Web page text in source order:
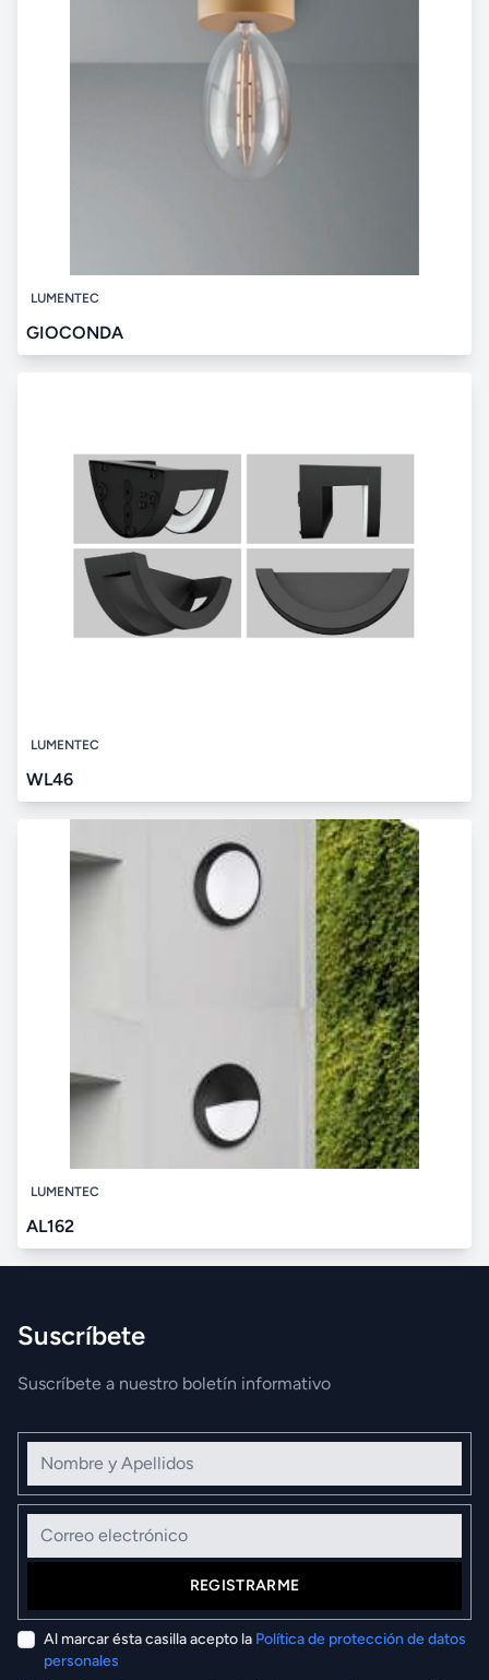
LUMENTEC
GIOCONDA
LUMENTEC
WL46
LUMENTEC
AL162
Suscríbete
Suscríbete a nuestro boletín informativo
Nombre y Apellidos
Correo electrónico
REGISTRARME
Al marcar ésta casilla acepto la Política de protección de datos
personales